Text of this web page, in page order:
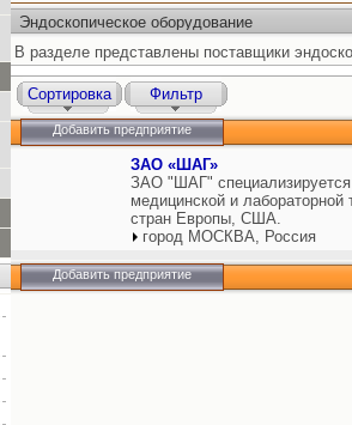
Эндоскопическое оборудование
В разделе представлены поставщики
Сортировка Фильтр
Добавить предприятие
ЗАО «ШАГ»
ЗАО "ШАГ" специализируется
медицинской и
стран Европы, США.
город МОСКВА, Россия
Добавить предприятие